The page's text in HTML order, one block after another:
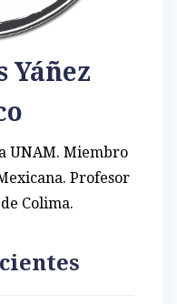
Yáñez
UNAM. Miembro
Profesor
Colima.